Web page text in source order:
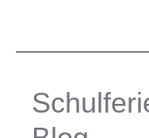
Schulferien